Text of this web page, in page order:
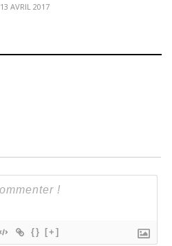
13 AVRIL 2017
{} [+]